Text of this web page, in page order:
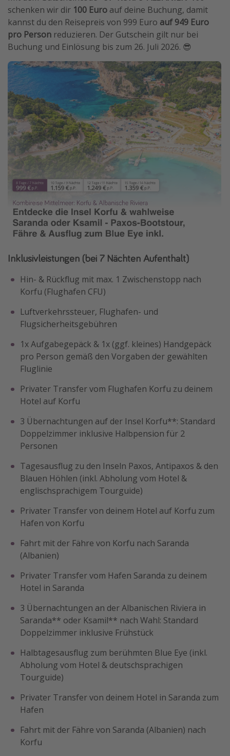
schenken wir dir 100 Euro auf deine Buchung, damit
kannst du den Reisepreis von 999 Euro auf 949 Euro
pro Person reduzieren. Der Gutschein gilt nur bei
Buchung und Einlösung bis zum 26. Juli 2026. 😎
Inklusivleistungen (bei 7 Nächten Aufenthalt)
Hin- & Rückflug mit max. 1 Zwischenstopp nach
Korfu (Flughafen CFU)
Luftverkehrssteuer, Flughafen- und
Flugsicherheitsgebühren
1x Aufgabegepäck & 1x (ggf. kleines) Handgepäck
pro Person gemäß den Vorgaben der gewählten
Fluglinie
Privater Transfer vom Flughafen Korfu zu deinem
Hotel auf Korfu
3 Übernachtungen auf der Insel Korfu**: Standard
Doppelzimmer inklusive Halbpension für 2
Personen
Tagesausflug zu den Inseln Paxos, Antipaxos & den
Blauen Höhlen (inkl. Abholung vom Hotel &
englischsprachigem Tourguide)
Privater Transfer von deinem Hotel auf Korfu zum
Hafen von Korfu
Fahrt mit der Fähre von Korfu nach Saranda
(Albanien)
Privater Transfer vom Hafen Saranda zu deinem
Hotel in Saranda
3 Übernachtungen an der Albanischen Riviera in
Saranda** oder Ksamil** nach Wahl: Standard
Doppelzimmer inklusive Frühstück
Halbtagesausflug zum berühmten Blue Eye (inkl.
Abholung vom Hotel & deutschsprachigen
Tourguide)
Privater Transfer von deinem Hotel in Saranda zum
Hafen
Fahrt mit der Fähre von Saranda (Albanien) nach
Korfu